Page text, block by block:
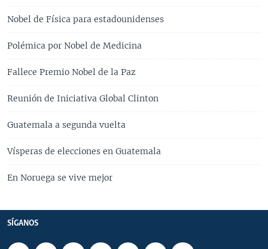
Nobel de Física para estadounidenses
Polémica por Nobel de Medicina
Fallece Premio Nobel de la Paz
Reunión de Iniciativa Global Clinton
Guatemala a segunda vuelta
Vísperas de elecciones en Guatemala
En Noruega se vive mejor
SÍGANOS